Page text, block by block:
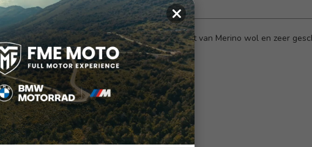
van BMW Motorrad. Dit BMW shirt is gemaakt van Merino wol en zeer
×